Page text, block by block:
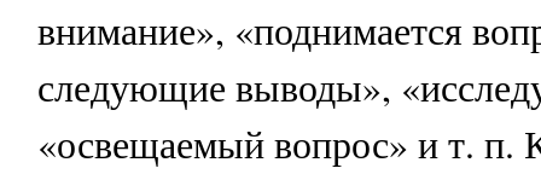
внимание», «поднимается
следующие выводы»,
«освещаемый вопрос» и т. п.